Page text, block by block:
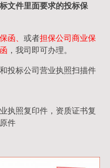
文件里面要求的投标保
函、 或者担保公司商业保
，我司即可办理。
投标公司营业执照扫描件
执照复印件，资质证书复
件